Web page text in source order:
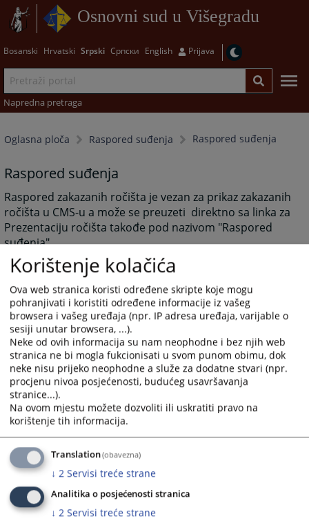
Osnovni sud u Višegradu
Bosanski Hrvatski Srpski Српски English Prijava
Napredna pretraga
Oglasna ploča Raspored suđenja Raspored suđenja
Raspored suđenja
Raspored zakazanih ročišta je vezan za prikaz zakazanih
ročišta u CMS-u a može se preuzeti direktno sa linka za
Prezentaciju ročišta takođe pod nazivom "Raspored
suđenja".
3273PREGLEDA
Korištenje kolačića
Ova web stranica koristi određene skripte koje mogu
pohranjivati i koristiti određene informacije iz vašeg
browsera i vašeg uređaja (npr. IP adresa uređaja, varijable o
sesiji unutar browsera, ...).
Neke od ovih informacija su nam neophodne i bez njih web
stranica ne bi mogla fukcionisati u svom punom obimu, dok
neke nisu prijeko neophodne a služe za dodatne stvari (npr.
procjenu nivoa posjećenosti, budućeg usavršavanja
stranice...).
Na ovom mjestu možete dozvoliti ili uskratiti pravo na
korištenje tih informacija.
Translation(obavezna)
↓ 2 Servisi treće strane
Analitika o posjećenosti stranica
↓ 2 Servisi treće strane